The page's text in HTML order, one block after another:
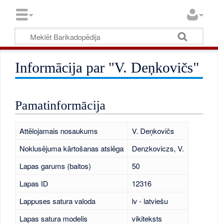
Informācija par "V. Deņkovičs"
Pamatinformācija
Attēlojamais nosaukums
V. Deņkovičs
Noklusējuma kārtošanas atslēga
Denzkoviczs, V.
Lapas garums (baitos)
50
Lapas ID
12316
Lappuses satura valoda
lv - latviešu
Lapas satura modelis
vikiteksts